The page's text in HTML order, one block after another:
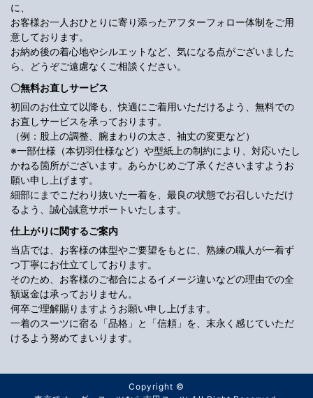
に、
お客様お一人おひとりに寄り添ったアフターフォロー体制をご用
意しております。
お納め後の着心地やシルエットなど、気になる点がございました
ら、どうぞご遠慮なくご相談ください。
〇無料お直しサービス
初回のお仕立て以降も、快適にご着用いただけるよう、無料での
お直しサービスを承っております。
（例：股上の調整、腕まわりの太さ、袖丈の変更など）
※一部仕様（本切羽仕様など）や型紙上の制約により、対応いたし
かねる箇所がございます。あらかじめご了承くださいますようお
願い申し上げます。
細部にまでこだわり抜いた一着を、最良の状態でお召しいただけ
るよう、誠心誠意サポートいたします。
仕上がりに関するご案内
当店では、お客様の体型やご要望をもとに、熟練の職人が一着ず
つ丁寧にお仕立てしております。
そのため、お客様のご都合によるイメージ違いなどの理由での全
額返金は承っておりません。
何卒ご理解賜りますようお願い申し上げます。
一着のスーツに宿る「品格」と「信頼」を、末永く感じていただ
けるよう努めてまいります。
Copyright ©